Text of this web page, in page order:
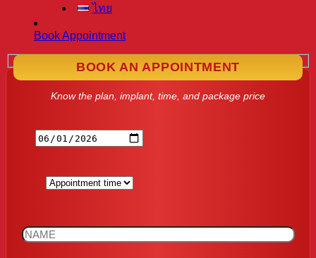
ไทย
Book Appointment
BOOK AN APPOINTMENT
Know the plan, implant, time, and package price